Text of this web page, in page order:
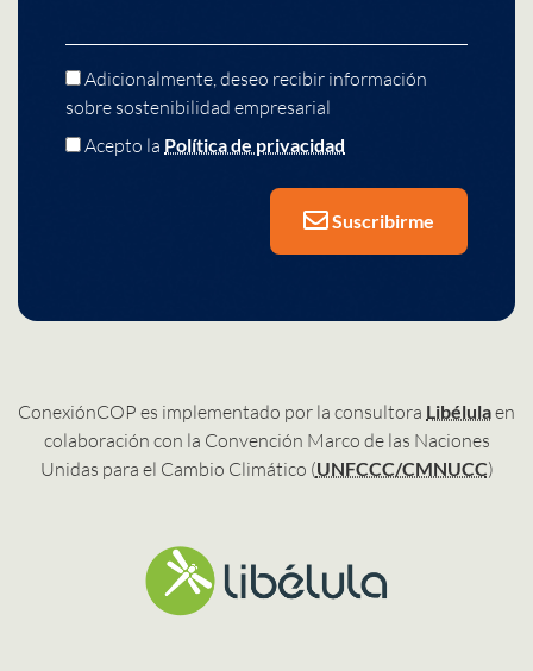
Adicionalmente, deseo recibir información
sobre sostenibilidad empresarial
Acepto la Política de privacidad
Suscribirme
ConexiónCOP es implementado por la consultora Libélulaen
colaboración con la Convención Marco de las Naciones
Unidas para el Cambio Climático (UNFCCC/CMNUCC)